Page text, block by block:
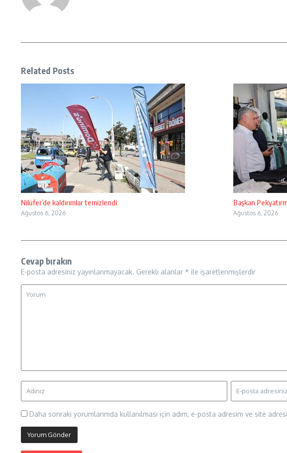
Related Posts
Nilüfer’de kaldırımlar temizlendi
Ağustos 6, 2026
Başkan
Ağustos 6, 2026
Cevap bırakın
E-posta adresiniz yayınlanmayacak. Gerekli alanlar * ile işaretlenmişlerdir
Daha sonraki yorumlarımda kullanılması için adım, e-posta adresim ve site